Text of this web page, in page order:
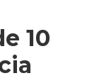
10